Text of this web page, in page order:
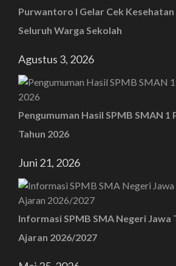
Purwantoro I Gelar Cek
Seluruh Warga Sekolah
Agustus 3, 2026
Pengumuman Hasil SPMB SMAN
Tahun 2026
Juni 21, 2026
Informasi SPMB SMA Negeri Jawa
Ajaran 2026/2027